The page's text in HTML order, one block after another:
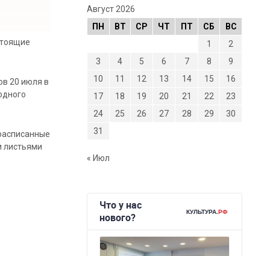
20 июля в
листьями
Август 2026
ПН
ВТ СР ЧТ ПТ СБ
ВС
1
2
3
4 5 6 7 8
9
10
11 12 13 14 15
16
17
18 19 20 21 22
23
24
25 26 27 28 29
30
31
« Июл